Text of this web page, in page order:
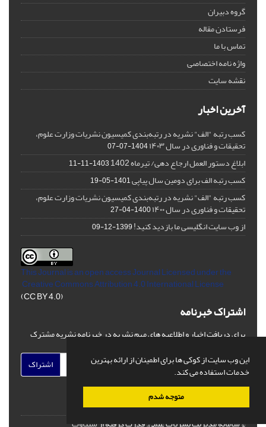
این وب سایت از کوکی ها برای اطمینان از ارائه بهترین
خدمات استفاده می کند.
متوجه شدم
گروه دبیران
فرستادن مقاله
تماس با ما
واژه نامه اختصاصی
نقشه سایت
آخرین اخبار
کسب رتبه "الف" نشریه در رتبه‌بندی کمیسیون نشریات وزارت علوم،
تحقیقات و فناوری در سال ۱۴۰۳ 1404-07-07
ابلاغ دستور العمل ارجاع دهی/ تیرماه 1402 1403-11-11
کسب رتبه الف برای دومین سال پیاپی1401-05-19
کسب رتبه "الف" نشریه در رتبه‌بندی کمیسیون نشریات وزارت علوم،
تحقیقات و فناوری در سال ۱۴۰۰ 1400-04-27
از وب سایت انگلیسی ما بازدید کنید!1399-12-09
This Journal is an open access Journal Licensedunder the
Creative Commons Attribution 4.0 International License
(CC BY 4.0)
اشتراک خبرنامه
برای دریافت اخبار و اطلاعیه های مهم نشریه در خبرنامه نشریه مشترک
اشتراک